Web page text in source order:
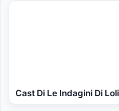
Cast Di Le Indagini Di